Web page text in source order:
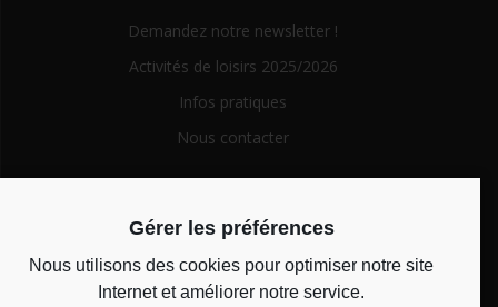
Demandez notre newsletter !
Activités de loisirs 2025/2026
Infos pratiques
Nous contacter
for:
Horaires d’ouverture
Gérer les préférences
Nous utilisons des cookies pour optimiser notre site
Internet et améliorer notre service.